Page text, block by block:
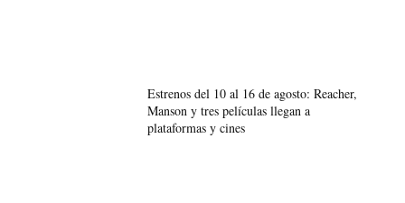
Estrenos del 10 al 16 de agosto: Reacher,
Manson y tres películas llegan a
plataformas y cines